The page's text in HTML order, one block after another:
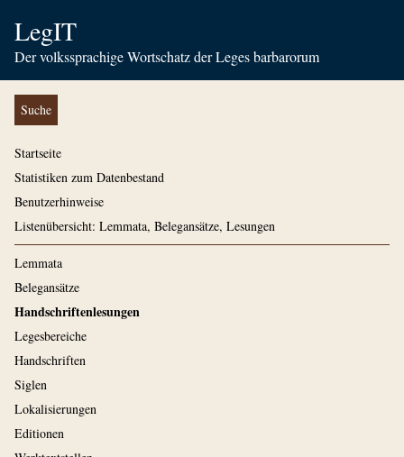
LegIT
Der volkssprachige Wortschatz der Leges barbarorum
Suche
Startseite
Statistiken zum Datenbestand
Benutzerhinweise
Listenübersicht: Lemmata, Belegansätze, Lesungen
Lemmata
Belegansätze
Handschriftenlesungen
Legesbereiche
Handschriften
Siglen
Lokalisierungen
Editionen